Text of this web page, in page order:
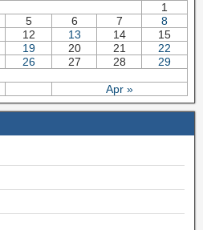
Apr »
1
5 6 7
8
12 13 14
15
19 20 21
22
26 27 28
29